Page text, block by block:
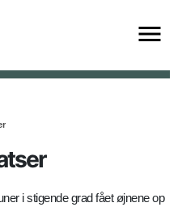
i stigende grad fået øjnene op